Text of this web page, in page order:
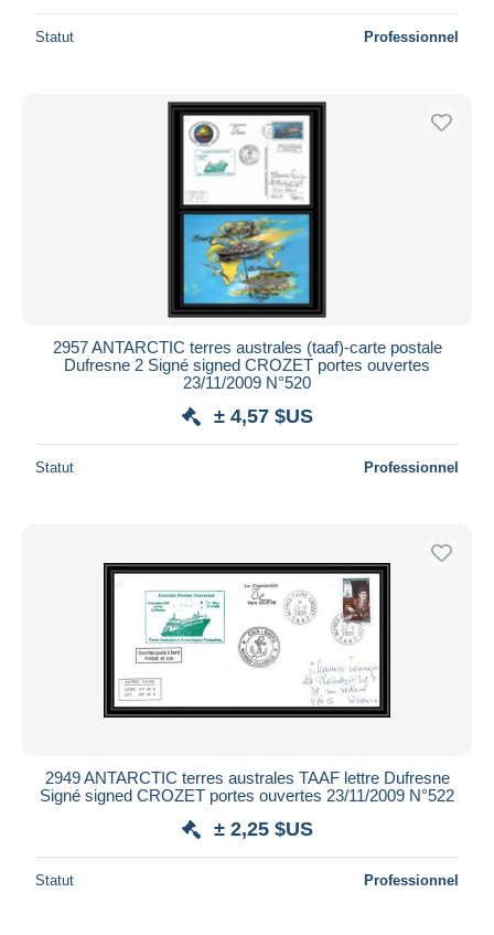
Statut Professionnel
2957 ANTARCTIC terres australes (taaf)-carte postale
Dufresne 2 Signé signed CROZET portes ouvertes
23/11/2009 N°520
± 4,57 $US
Statut Professionnel
2949 ANTARCTIC terres australes TAAF lettre Dufresne
Signé signed CROZET portes ouvertes 23/11/2009 N°522
± 2,25 $US
Statut Professionnel